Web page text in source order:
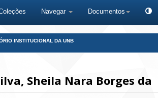
Navegar Documentos
INSTITUCIONAL DA UNB
Sheila Nara Borges da